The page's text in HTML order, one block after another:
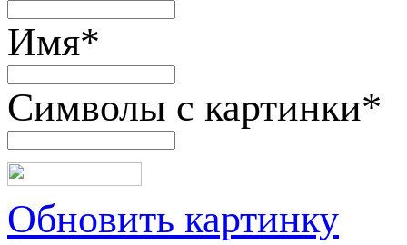
Имя*
Символы с картинки*
Обновить картинку